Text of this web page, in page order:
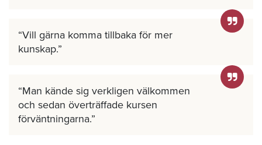
Vill gärna komma tillbaka för mer
kunskap.
Man kände sig verkligen välkommen
och sedan överträffade kursen
förväntningarna.